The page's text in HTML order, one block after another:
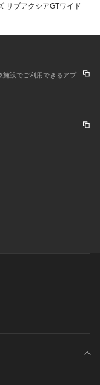
ション 立体的 衝撃
内 体育館 練習 トレ
サブアクシアGTワイド
施設でご利用できるアプ